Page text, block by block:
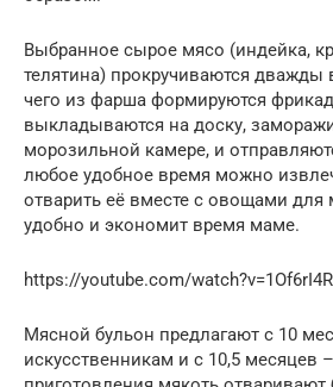
Выбранное сырое мясо (индейка,
телятина) прокручиваются дважды
чего из фарша формируются
выкладываются на доску,
морозильной камере, и
любое удобное время можно
отварить её вместе с овощами
удобно и экономит время маме.
https://youtube.com/
Мясной бульон предлагают с 10
искусственникам и с 10,5 месяцев